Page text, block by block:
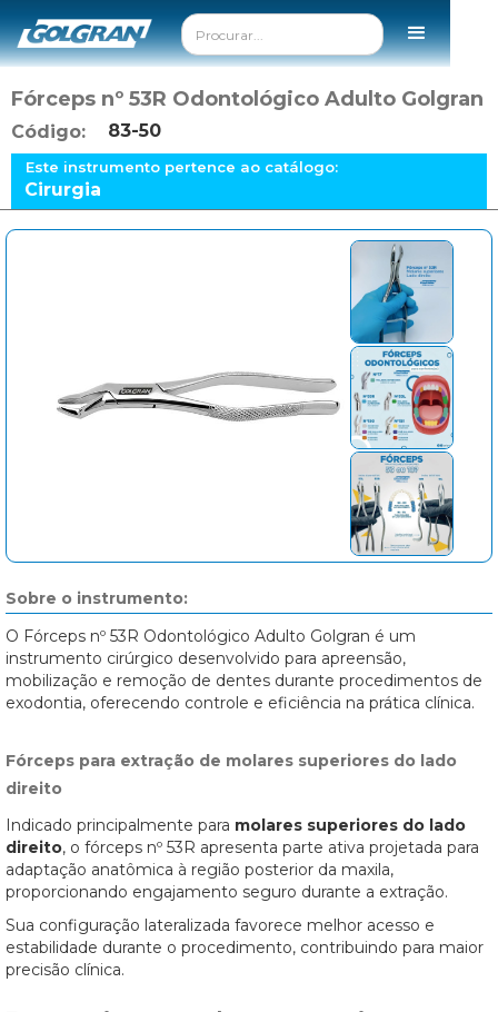
Fórceps nº 53R Odontológico Adulto Golgran
Código: 83-50
Este instrumento pertence ao catálogo:
Cirurgia
Sobre o instrumento:
O Fórceps nº 53R Odontológico Adulto Golgran é um
instrumento cirúrgico desenvolvido para apreensão,
mobilização e remoção de dentes durante procedimentos de
exodontia, oferecendo controle e eficiência na prática clínica.
Fórceps para extração de molares superiores do lado
direito
Indicado principalmente para molares superiores do lado
direito, o fórceps nº 53R apresenta parte ativa projetada para
adaptação anatômica à região posterior da maxila,
proporcionando engajamento seguro durante a extração.
Sua configuração lateralizada favorece melhor acesso e
estabilidade durante o procedimento, contribuindo para maior
precisão clínica.